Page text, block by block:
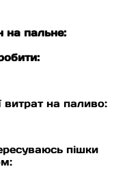
на пальне:
витрат на паливо:
пішки